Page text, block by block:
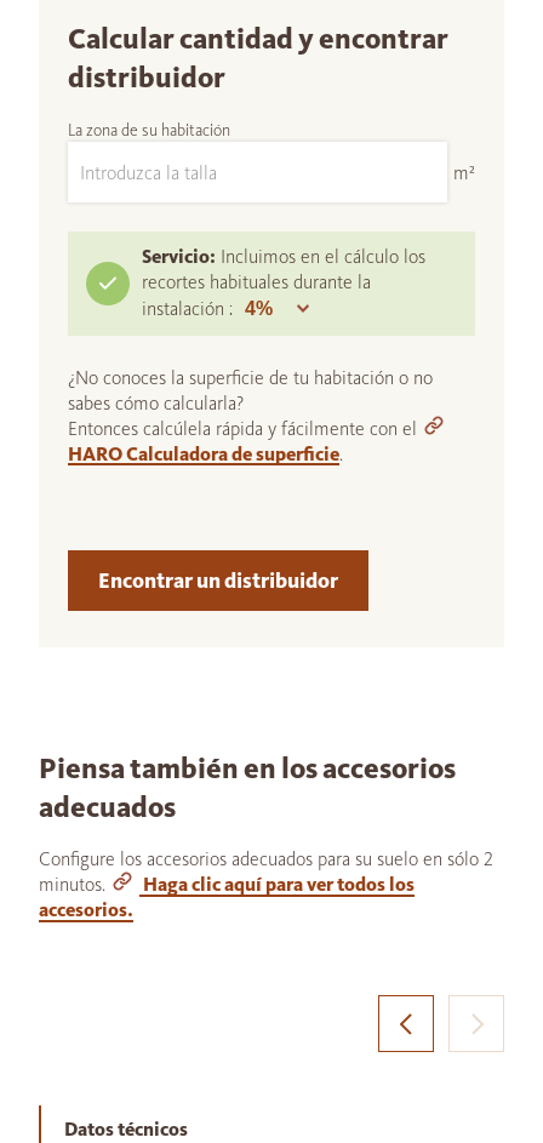
Calcular cantidad y encontrar
distribuidor
La zona de su habitación
m²
Servicio: Incluimos en el cálculo los
recortes habituales durante la
instalación :
¿No conoces la superficie de tu habitación o no
sabes cómo calcularla?
Entonces calcúlela rápida y fácilmente con el
HARO Calculadora de superficie.
Encontrar un distribuidor
Piensa también en los accesorios
adecuados
Configure los accesorios adecuados para su suelo en sólo 2
minutos.
Haga clic aquí para ver todos los
accesorios.
Datos técnicos